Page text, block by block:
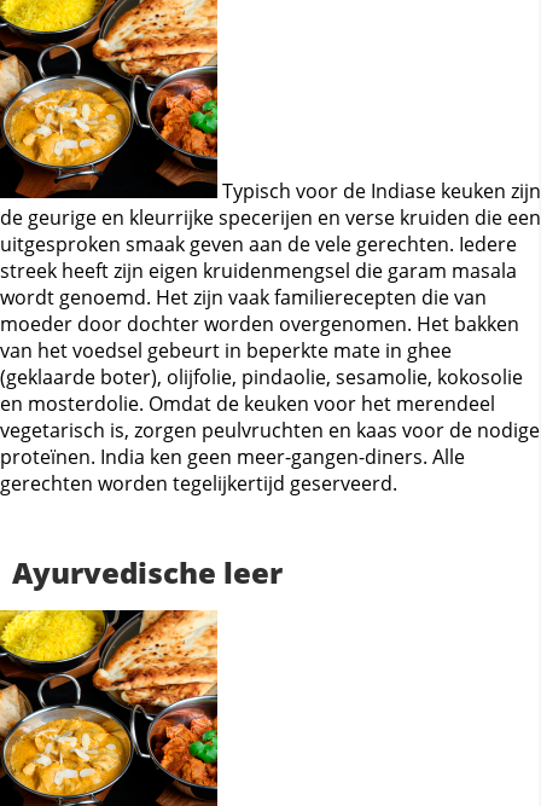
Typisch voor de Indiase keuken zijn
de geurige en kleurrijke specerijen en verse kruiden die een
uitgesproken smaak geven aan de vele gerechten. Iedere
streek heeft zijn eigen kruidenmengsel die garam masala
wordt genoemd. Het zijn vaak familierecepten die van
moeder door dochter worden overgenomen. Het bakken
van het voedsel gebeurt in beperkte mate in ghee
(geklaarde boter), olijfolie, pindaolie, sesamolie, kokosolie
en mosterdolie. Omdat de keuken voor het merendeel
vegetarisch is, zorgen peulvruchten en kaas voor de nodige
proteïnen. India ken geen meer-gangen-diners. Alle
gerechten worden tegelijkertijd geserveerd.
Ayurvedische leer